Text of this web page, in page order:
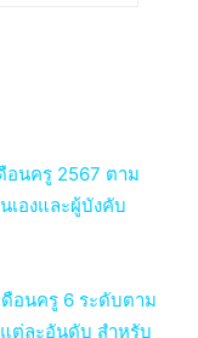
อนครู 2567 ตาม
เองและผู้บังคับ
ดือนครู 6 ระดับตาม
ต่ละอันดับ สำหรับ